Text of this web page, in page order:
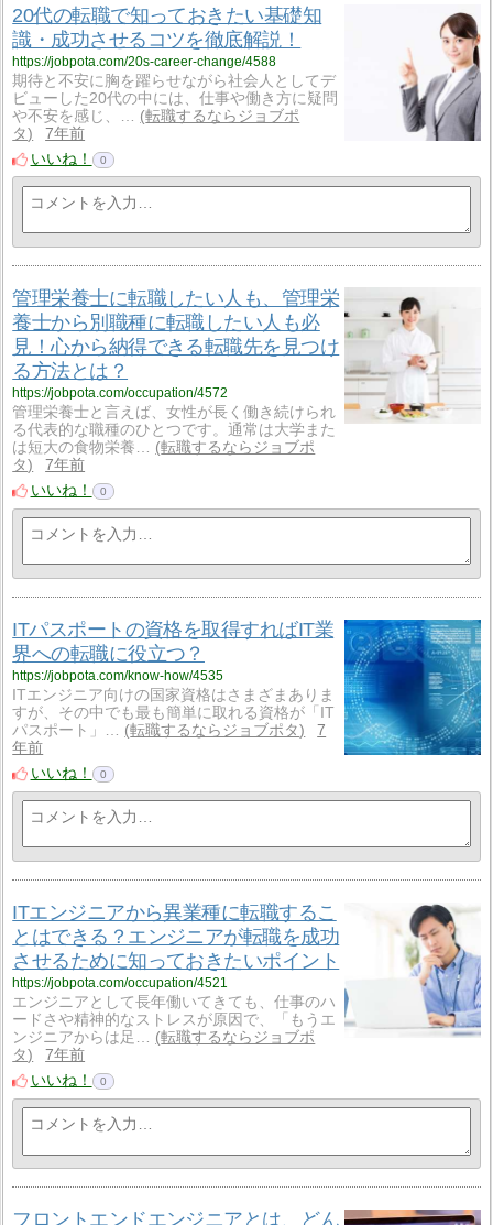
20代の転職で知っておきたい基礎知
識・成功させるコツを徹底解説！
https://jobpota.com/20s-career-change/4588
期待と不安に胸を躍らせながら社会人としてデ
ビューした20代の中には、仕事や働き方に疑問
や不安を感じ、…
転職するならジョブポ
タ
7年前
いいね！
0
管理栄養士に転職したい人も、管理栄
養士から別職種に転職したい人も必
見！心から納得できる転職先を見つけ
る方法とは？
https://jobpota.com/occupation/4572
管理栄養士と言えば、女性が長く働き続けられ
る代表的な職種のひとつです。通常は大学また
は短大の食物栄養…
転職するならジョブポ
タ
7年前
いいね！
0
ITパスポートの資格を取得すればIT業
界への転職に役立つ？
https://jobpota.com/know-how/4535
ITエンジニア向けの国家資格はさまざまありま
すが、その中でも最も簡単に取れる資格が「IT
パスポート」…
転職するならジョブポタ
7
年前
いいね！
0
ITエンジニアから異業種に転職するこ
とはできる？エンジニアが転職を成功
させるために知っておきたいポイント
https://jobpota.com/occupation/4521
エンジニアとして長年働いてきても、仕事のハ
ードさや精神的なストレスが原因で、「もうエ
ンジニアからは足…
転職するならジョブポ
タ
7年前
いいね！
0
フロントエンドエンジニアとは、どん